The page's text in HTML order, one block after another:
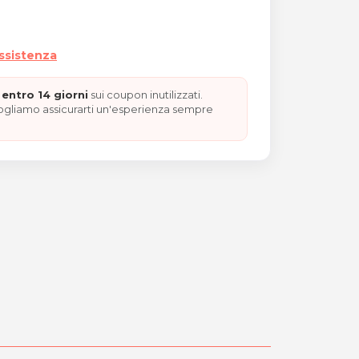
14 giorni sui coupon inutilizzati.
assicurarti un'esperienza sempre